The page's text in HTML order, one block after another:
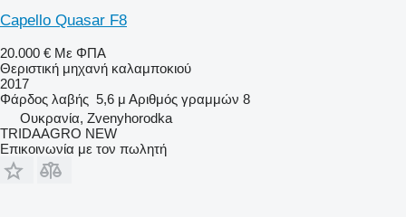
Capello Quasar F8
20.000 € Με ΦΠΑ
Θεριστική μηχανή καλαμποκιού
2017
Φάρδος λαβής 5,6 μ Αριθμός γραμμών 8
Ουκρανία, Zvenyhorodka
TRIDAAGRO NEW
Επικοινωνία με τον πωλητή